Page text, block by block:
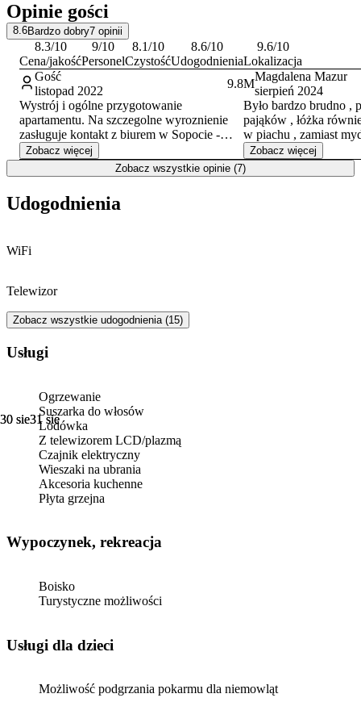
Alei Niepodległości. Zameldowanie odbywa się od godziny 15:00,
a wymeldowanie należy zrealizować do godziny 11:00.
Opinie gości
8.6Bardzo dobry7 opinii
8.3/10
Cena/jakość
9/10
Personel
8.1/10
Czystość
8.6/10
Udogodnienia
9.6/10
Lokalizacja
Gość
listopad 2022
9.8
Wystrój i ogólne przygotowanie
apartamentu. Na szczegolne wyroznienie
zasługuje kontakt z biurem w Sopocie -
profesjonalne podejście do klienta, miła i
komfortowa atmosfera podczas rozmowy. Z
pewnością wrocimy:)
Zobacz więcej
M
Magdalena Mazur
sierpień 2024
Było bardzo brudno ,
pająków , łóżka również
w piachu , zamiast
płyn do naczyń ,
Ogólnie nie polecam.
Zobacz więcej
Zobacz wszystkie opinie (7)
30 sie31 sie
30 sie31 sie
Udogodnienia
WiFi
Telewizor
Zobacz wszystkie udogodnienia (15)
Usługi
Ogrzewanie
Suszarka do włosów
Lodówka
Z telewizorem LCD/plazmą
Czajnik elektryczny
Wieszaki na ubrania
Akcesoria kuchenne
Płyta grzejna
Wypoczynek, rekreacja
Boisko
Turystyczne możliwości
usługi dla dzieci
Możliwość podgrzania pokarmu dla niemowląt